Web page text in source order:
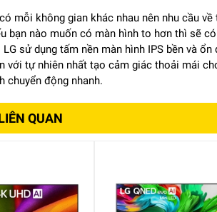
mỗi không gian khác nhau nên nhu cầu
bạn nào muốn có màn hình to hơn thì sẽ
sử dụng tấm nền màn hình IPS bền và
với tự nhiên nhất tạo cảm giác thoải mái
chuyển động nhanh.
QUAN